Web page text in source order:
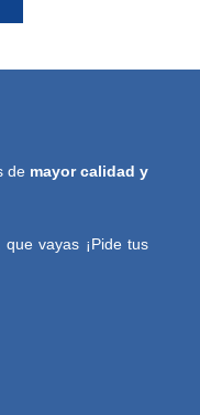
de mayor calidad y
vayas ¡Pide tus